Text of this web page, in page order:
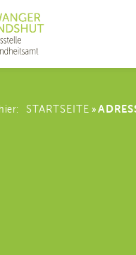
STARTSEITE »